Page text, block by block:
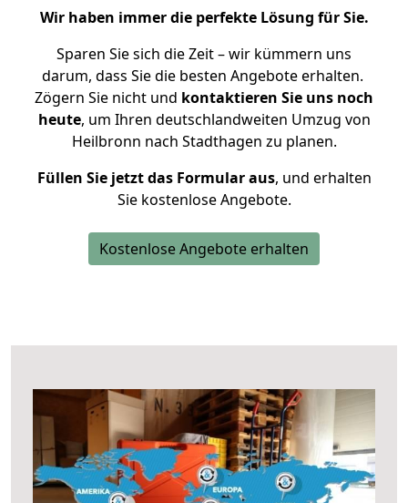
Wir haben immer die perfekte Lösung für Sie.
Sparen Sie sich die Zeit – wir kümmern uns
darum, dass Sie die besten Angebote erhalten.
Zögern Sie nicht und kontaktieren Sie uns noch
heute, um Ihren deutschlandweiten Umzug von
Heilbronn nach Stadthagen zu planen.
Füllen Sie jetzt das Formular aus, und erhalten
Sie kostenlose Angebote.
Kostenlose Angebote erhalten